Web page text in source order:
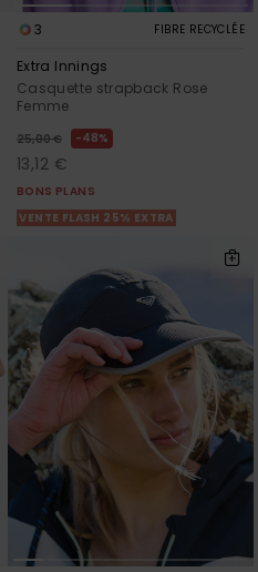
3 FIBRE RECYCLÉE
Extra Innings
Casquette strapback Rose
Femme
25,00 € 48%
13,12 €
BONS PLANS
VENTE FLASH 25% EXTRA